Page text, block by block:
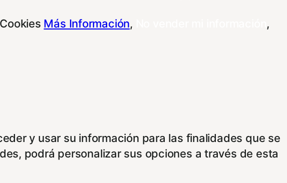
Más Información,
,
y usar su información para las finalidades que se
podrá personalizar sus opciones a través de esta